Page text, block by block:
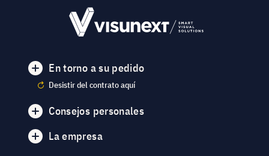
En torno a su pedido
Desistir del contrato aquí
Consejos personales
La empresa